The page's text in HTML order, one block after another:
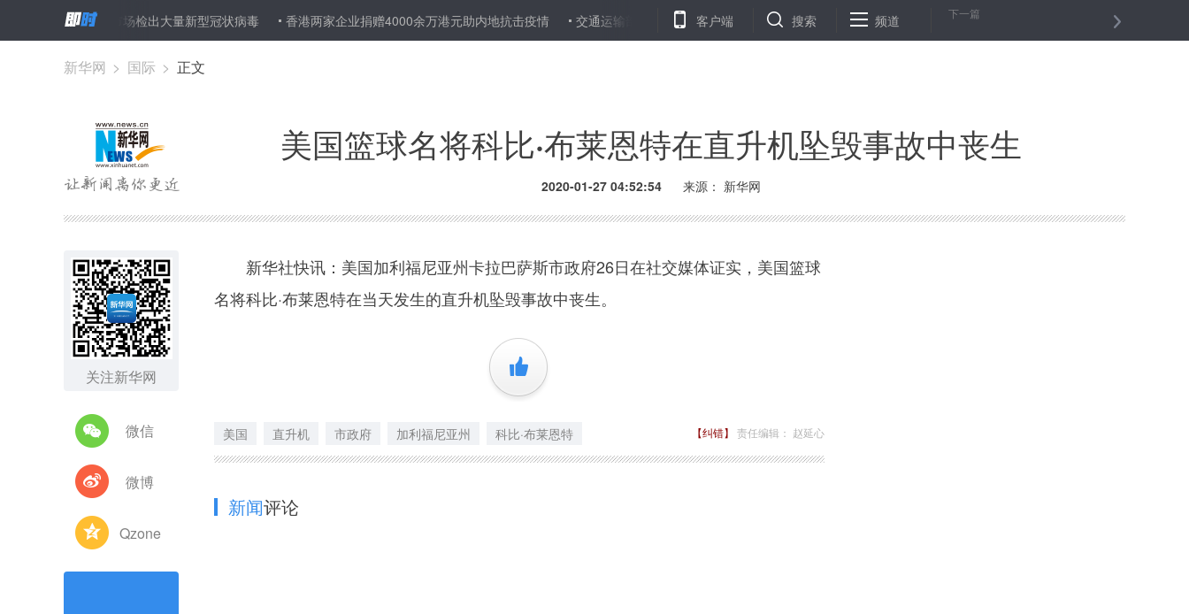
汉华南海鲜市场检出大量新型冠状病毒 香港两家企业捐赠4000余万港元助内地抗击疫情 交通运输部：保障好疫情防控物资绿色通道 王毅同日本外相茂木敏充通电话 各地民营企业累计捐赠款物价值近
客户端 搜索 频道 下一篇
新华网 > 国际 > 正文
美国篮球名将科比·布莱恩特在直升机坠毁事故中丧生
2020-01-27 04:52:54 来源： 新华网
关注新华网
微信
微博
Qzone
新华社快讯：美国加利福尼亚州卡拉巴萨斯市政府26日在社交媒体证实，美国篮球
名将科比·布莱恩特在当天发生的直升机坠毁事故中丧生。
+1
美国 直升机 市政府 加利福尼亚州 科比·布莱恩特 【纠错】 责任编辑： 赵延心
新闻评论